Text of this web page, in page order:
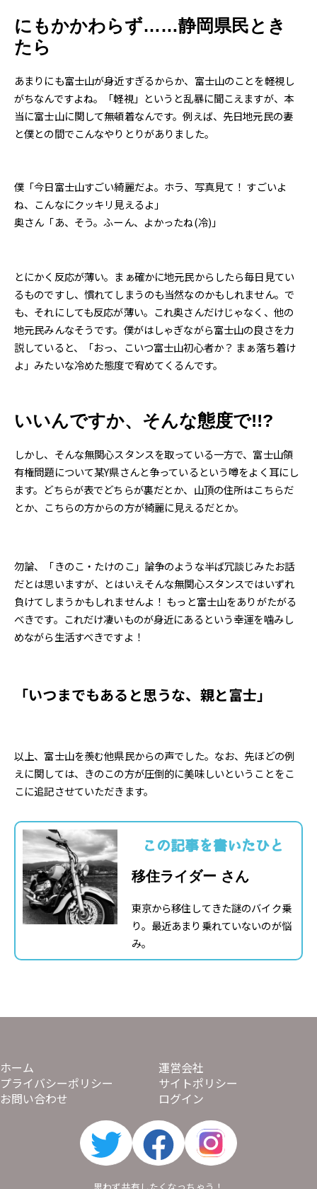
にもかかわらず……静岡県民とき
たら
あまりにも富士山が身近すぎるからか、富士山のことを軽視し
がちなんですよね。「軽視」というと乱暴に聞こえますが、本
当に富士山に関して無頓着なんです。例えば、先日地元民の妻
と僕との間でこんなやりとりがありました。
僕「今日富士山すごい綺麗だよ。ホラ、写真見て！ すごいよ
ね、こんなにクッキリ見えるよ」
奥さん「あ、そう。ふーん、よかったね(冷)」
とにかく反応が薄い。まぁ確かに地元民からしたら毎日見てい
るものですし、慣れてしまうのも当然なのかもしれません。で
も、それにしても反応が薄い。これ奥さんだけじゃなく、他の
地元民みんなそうです。僕がはしゃぎながら富士山の良さを力
説していると、「おっ、こいつ富士山初心者か？ まぁ落ち着け
よ」みたいな冷めた態度で宥めてくるんです。
いいんですか、そんな態度で!!?
しかし、そんな無関心スタンスを取っている一方で、富士山領
有権問題について某Y県さんと争っているという噂をよく耳にし
ます。どちらが表でどちらが裏だとか、山頂の住所はこちらだ
とか、こちらの方からの方が綺麗に見えるだとか。
勿論、「きのこ・たけのこ」論争のような半ば冗談じみたお話
だとは思いますが、とはいえそんな無関心スタンスではいずれ
負けてしまうかもしれませんよ！ もっと富士山をありがたがる
べきです。これだけ凄いものが身近にあるという幸運を噛みし
めながら生活すべきですよ！
「いつまでもあると思うな、親と富士」
以上、富士山を羨む他県民からの声でした。なお、先ほどの例
えに関しては、きのこの方が圧倒的に美味しいということをこ
こに追記させていただきます。
この記事を書いたひと
移住ライダー さん
東京から移住してきた謎のバイク乗
り。最近あまり乗れていないのが悩
み。
ホーム
運営会社
プライバシーポリシー
サイトポリシー
お問い合わせ
ログイン